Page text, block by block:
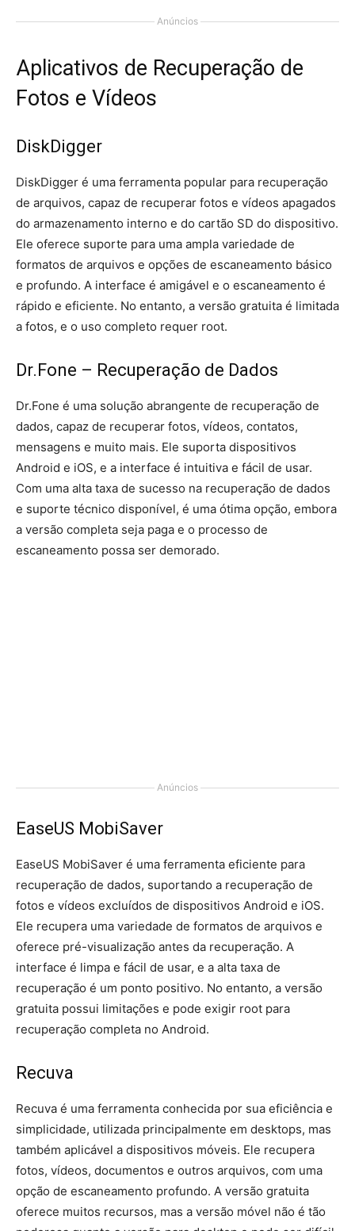
Anúncios
Aplicativos de Recuperação de
Fotos e Vídeos
DiskDigger
DiskDigger é uma ferramenta popular para recuperação
de arquivos, capaz de recuperar fotos e vídeos apagados
do armazenamento interno e do cartão SD do dispositivo.
Ele oferece suporte para uma ampla variedade de
formatos de arquivos e opções de escaneamento básico
e profundo. A interface é amigável e o escaneamento é
rápido e eficiente. No entanto, a versão gratuita é limitada
a fotos, e o uso completo requer root.
Dr.Fone – Recuperação de Dados
Dr.Fone é uma solução abrangente de recuperação de
dados, capaz de recuperar fotos, vídeos, contatos,
mensagens e muito mais. Ele suporta dispositivos
Android e iOS, e a interface é intuitiva e fácil de usar.
Com uma alta taxa de sucesso na recuperação de dados
e suporte técnico disponível, é uma ótima opção, embora
a versão completa seja paga e o processo de
escaneamento possa ser demorado.
Anúncios
EaseUS MobiSaver
EaseUS MobiSaver é uma ferramenta eficiente para
recuperação de dados, suportando a recuperação de
fotos e vídeos excluídos de dispositivos Android e iOS.
Ele recupera uma variedade de formatos de arquivos e
oferece pré-visualização antes da recuperação. A
interface é limpa e fácil de usar, e a alta taxa de
recuperação é um ponto positivo. No entanto, a versão
gratuita possui limitações e pode exigir root para
recuperação completa no Android.
Recuva
Recuva é uma ferramenta conhecida por sua eficiência e
simplicidade, utilizada principalmente em desktops, mas
também aplicável a dispositivos móveis. Ele recupera
fotos, vídeos, documentos e outros arquivos, com uma
opção de escaneamento profundo. A versão gratuita
oferece muitos recursos, mas a versão móvel não é tão